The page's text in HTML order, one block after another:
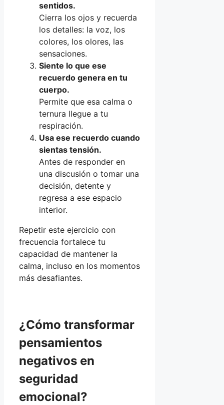
sentidos.
Cierra los ojos y recuerda
los detalles: la voz, los
colores, los olores, las
sensaciones.
Siente lo que ese
recuerdo genera en tu
cuerpo.
Permite que esa calma o
ternura llegue a tu
respiración.
Usa ese recuerdo cuando
sientas tensión.
Antes de responder en
una discusión o tomar una
decisión, detente y
regresa a ese espacio
interior.
Repetir este ejercicio con
frecuencia fortalece tu
capacidad de mantener la
calma, incluso en los momentos
más desafiantes.
¿Cómo transformar
pensamientos
negativos en
seguridad
emocional?